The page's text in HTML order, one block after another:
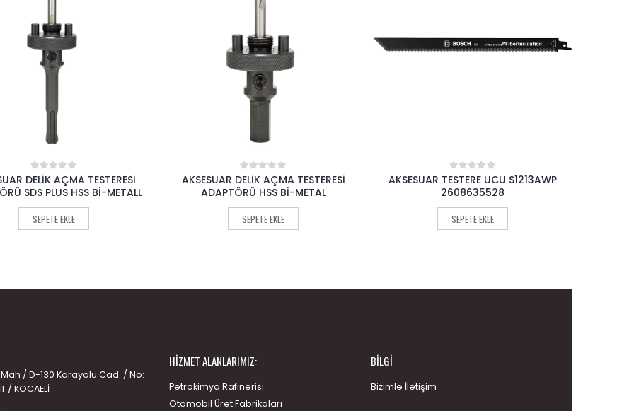
0
out
of
5
DELİK AÇMA TESTERESİ
HSS Bİ-METAL
SEPETE EKLE
0
out
of
5
AKSESUAR TESTERE UCU S1213AWP
2608635528
SEPETE EKLE
0
out
of
5
AKSESUAR TESTERE UCU S1122HF
2608656270
SEPETE EKLE
/ D-130 Karayolu Cad. / No:
/ KOCAELİ
HIZMET ALANLARIMIZ:
Petrokimya Rafinerisi
Otomobil Üret.Fabrikaları
BILGI
Bizimle İletişim